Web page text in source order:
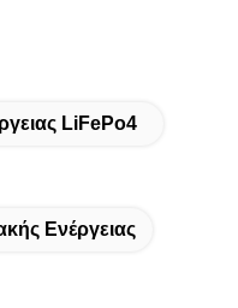
LiFePo4
Ενέργειας